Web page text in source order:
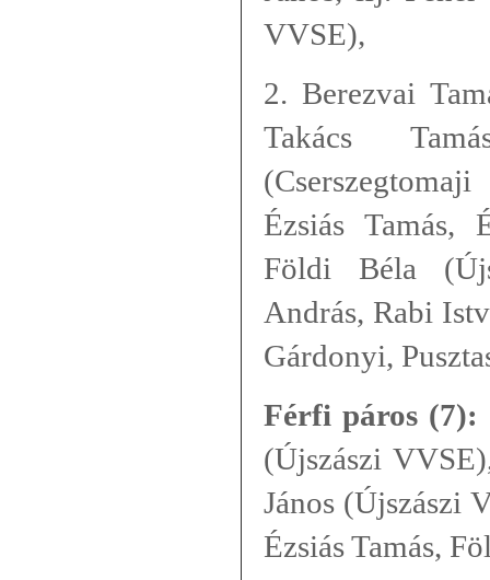
VVSE),
2. Berezvai
Takács
Ézsiás Tamás,
Földi Béla
András, Rabi
Gárdonyi,
Férfi páros (7):
(Újszászi
János (Újszászi
Ézsiás Tamás,